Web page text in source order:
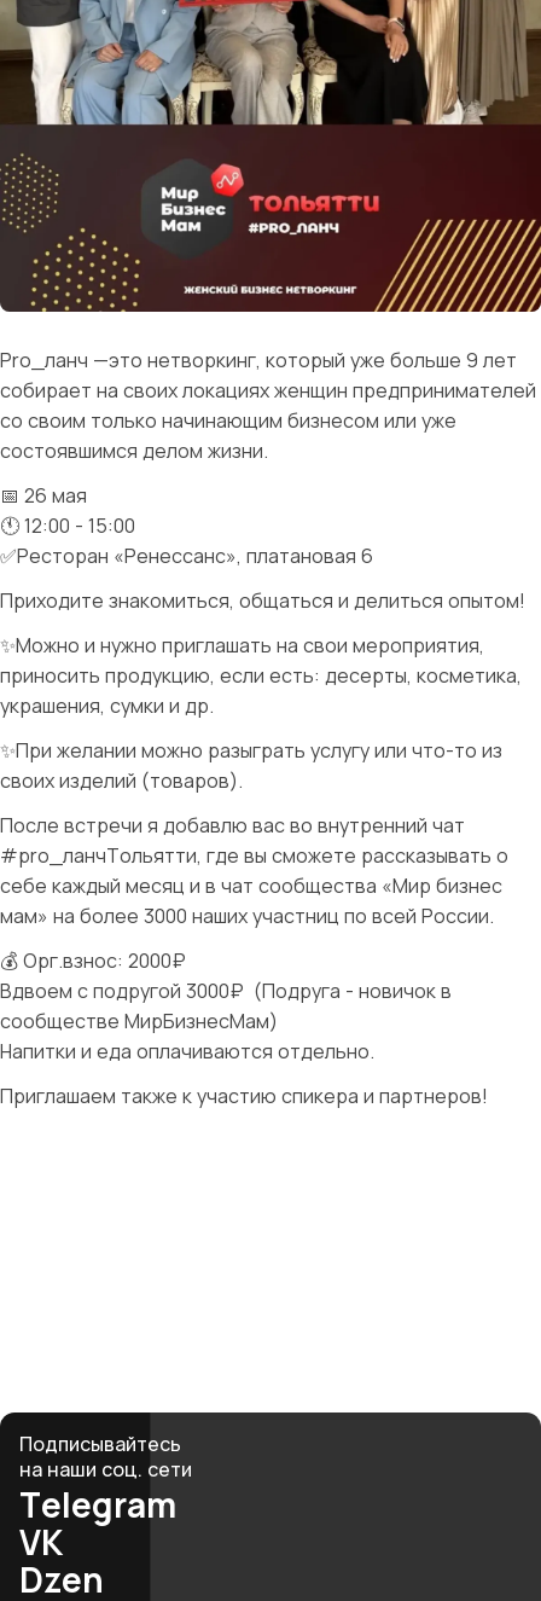
Pro_ланч —это нетворкинг, который уже больше 9 лет
собирает на своих локациях женщин предпринимателей
со своим только начинающим бизнесом или уже
состоявшимся делом жизни.
📅 26 мая
🕚 12:00 - 15:00
✅Ресторан «Ренессанс», платановая 6
Приходите знакомиться, общаться и делиться опытом!
✨Можно и нужно приглашать на свои мероприятия,
приносить продукцию, если есть: десерты, косметика,
украшения, сумки и др.
✨При желании можно разыграть услугу или что-то из
своих изделий (товаров).
После встречи я добавлю вас во внутренний чат
#pro_ланчТольятти, где вы сможете рассказывать о
себе каждый месяц и в чат сообщества «Мир бизнес
мам» на более 3000 наших участниц по всей России.
💰 Орг.взнос: 2000₽
Вдвоем с подругой 3000₽ (Подруга - новичок в
сообществе МирБизнесМам)
Напитки и еда оплачиваются отдельно.
Приглашаем также к участию спикера и партнеров!
Подписывайтесь
на наши соц. сети
Telegram
VK
Dzen